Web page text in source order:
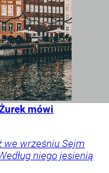
mówi
we wrześniu Sejm
niego jesienią